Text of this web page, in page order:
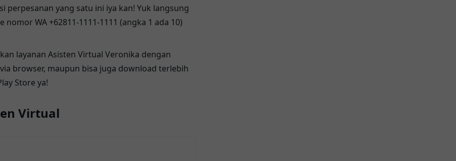
perpesanan yang satu ini iya kan! Yuk langsung
nomor WA +62811-1111-1111 (angka 1 ada 10)
layanan Asisten Virtual Veronika dengan
browser, maupun bisa juga download terlebih
Store ya!
Virtual